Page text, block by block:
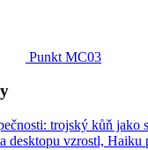
Punkt MC03
trojský kůň jako
desktopu vzrostl, Haiku